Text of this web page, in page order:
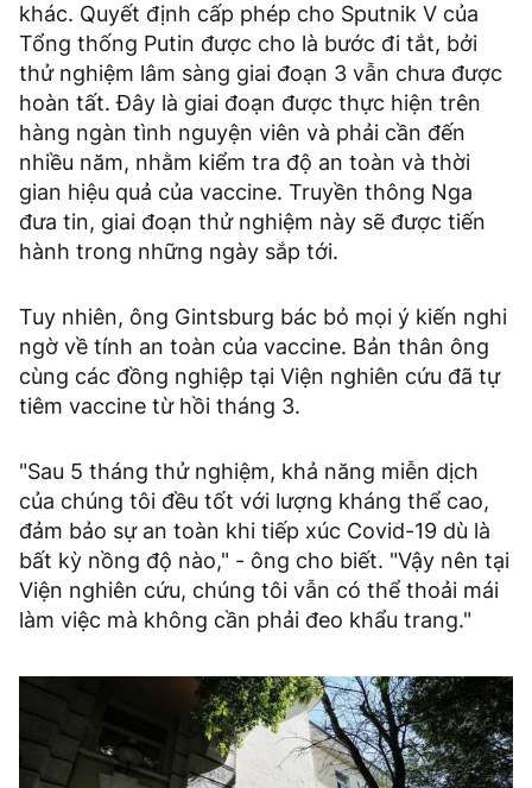
khác. Quyết định cấp phép cho Sputnik V của
Tổng thống Putin được cho là bước đi tắt, bởi
thử nghiệm lâm sàng giai đoạn 3 vẫn chưa được
hoàn tất. Đây là giai đoạn được thực hiện trên
hàng ngàn tình nguyện viên và phải cần đến
nhiều năm, nhằm kiểm tra độ an toàn và thời
gian hiệu quả của vaccine. Truyền thông Nga
đưa tin, giai đoạn thử nghiệm này sẽ được tiến
hành trong những ngày sắp tới.
Tuy nhiên, ông Gintsburg bác bỏ mọi ý kiến nghi
ngờ về tính an toàn của vaccine. Bản thân ông
cùng các đồng nghiệp tại Viện nghiên cứu đã tự
tiêm vaccine từ hồi tháng 3.
"Sau 5 tháng thử nghiệm, khả năng miễn dịch
của chúng tôi đều tốt với lượng kháng thể cao,
đảm bảo sự an toàn khi tiếp xúc Covid-19 dù là
bất kỳ nồng độ nào," - ông cho biết. "Vậy nên tại
Viện nghiên cứu, chúng tôi vẫn có thể thoải mái
làm việc mà không cần phải đeo khẩu trang."